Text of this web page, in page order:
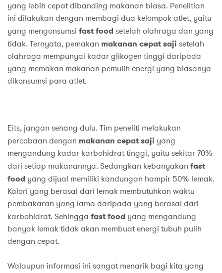
yang lebih cepat dibanding makanan biasa. Penelitian
ini dilakukan dengan membagi dua kelompok atlet, yaitu
yang mengonsumsi fast food setelah olahraga dan yang
tidak. Ternyata, pemakan makanan cepat saji setelah
olahraga mempunyai kadar glikogen tinggi daripada
yang memakan makanan pemulih energi yang biasanya
dikonsumsi para atlet.
Eits, jangan senang dulu. Tim peneliti melakukan
percobaan dengan makanan cepat saji yang
mengandung kadar karbohidrat tinggi, yaitu sekitar 70%
dari setiap makanannya. Sedangkan kebanyakan fast
food yang dijual memiliki kandungan hampir 50% lemak.
Kalori yang berasal dari lemak membutuhkan waktu
pembakaran yang lama daripada yang berasal dari
karbohidrat. Sehingga fast food yang mengandung
banyak lemak tidak akan membuat energi tubuh pulih
dengan cepat.
Walaupun informasi ini sangat menarik bagi kita yang